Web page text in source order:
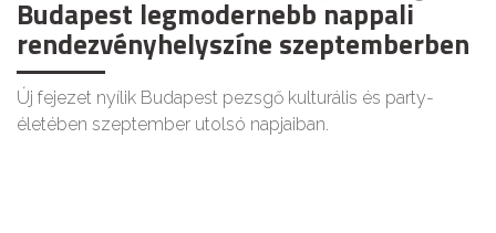
Budapest legmodernebb nappali
rendezvényhelyszíne szeptemberben
Új fejezet nyílik Budapest pezsgő kulturális és party-
életében szeptember utolsó napjaiban.